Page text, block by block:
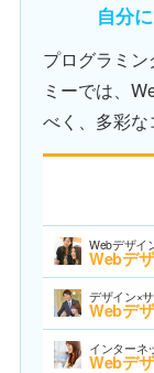
自分
プログラミ
ミーでは、
べく、多彩な
Webデザイ
Webデ
デザイン×
Webデ
インターネ
Webデ